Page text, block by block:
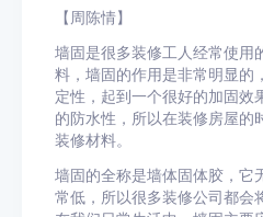
【周陈情】
墙固是很多装修工人经常使用
料，墙固的作用是非常明显的
定性，起到一个很好的加固效
的防水性，所以在装修房屋的
装修材料。
墙固的全称是墙体固体胶，它
常低，所以很多装修公司都会